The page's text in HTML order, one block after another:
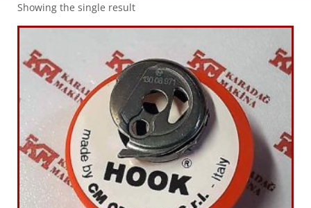
Showing the single result